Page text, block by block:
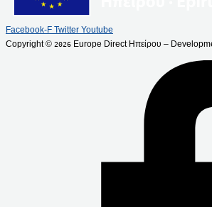
Facebook-F Twitter Youtube
Copyright © 2026 Europe Direct Ηπείρου –